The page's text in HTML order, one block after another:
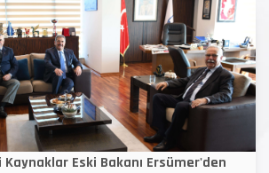
Eski Bakanı Ersümer'den